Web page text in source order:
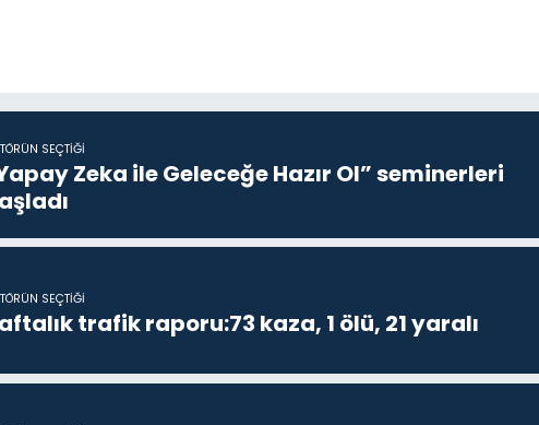
SEÇTIĞI
Zeka ile Geleceğe Hazır Ol” seminerleri
SEÇTIĞI
trafik raporu:73 kaza, 1 ölü, 21 yaralı